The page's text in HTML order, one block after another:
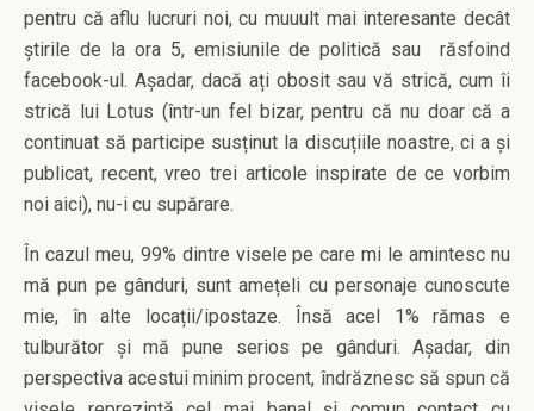
pentru că aflu lucruri noi, cu muuult mai interesante decât
știrile de la ora 5, emisiunile de politică sau răsfoind
facebook-ul. Așadar, dacă ați obosit sau vă strică, cum îi
strică lui Lotus (într-un fel bizar, pentru că nu doar că a
continuat să participe susținut la discuțiile noastre, ci a și
publicat, recent, vreo trei articole inspirate de ce vorbim
noi aici), nu-i cu supărare.
În cazul meu, 99% dintre visele pe care mi le amintesc nu
mă pun pe gânduri, sunt amețeli cu personaje cunoscute
mie, în alte locații/ipostaze. Însă acel 1% rămas e
tulburător și mă pune serios pe gânduri. Așadar, din
perspectiva acestui minim procent, îndrăznesc să spun că